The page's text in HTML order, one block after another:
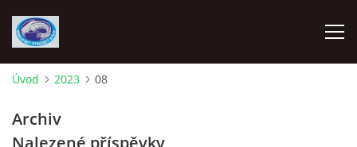
Úvod 2023 08
Archiv
Nalezené příspěvky